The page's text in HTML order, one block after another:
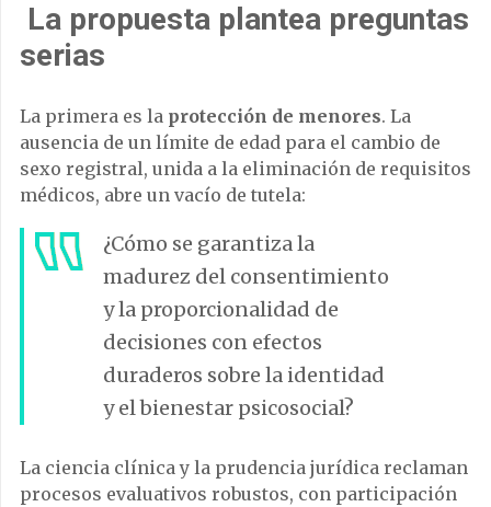
La propuesta plantea preguntas
serias
La primera es la protección de menores. La
ausencia de un límite de edad para el cambio de
sexo registral, unida a la eliminación de requisitos
médicos, abre un vacío de tutela:
¿Cómo se garantiza la
madurez del consentimiento
y la proporcionalidad de
decisiones con efectos
duraderos sobre la identidad
y el bienestar psicosocial?
La ciencia clínica y la prudencia jurídica reclaman
procesos evaluativos robustos, con participación